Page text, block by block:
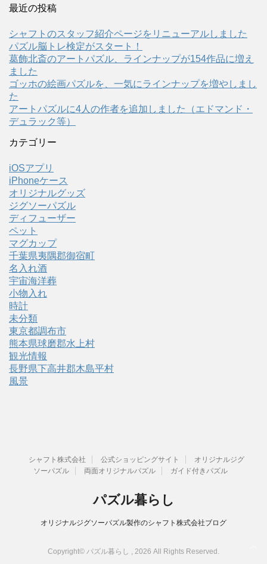
最近の投稿
シャフトのスタッフ紹介ページをリニューアルしました
パズル脳トレ検定がスタート！
葛飾北斎のアートパズル、ラインナップが154作品に増え
ました
ゴッホの絵画パズルを、一気にラインナップを増やしまし
た
アートパズルに4人の作者を追加しました（エドマンド・
デュラック等）
カテゴリー
iOSアプリ
iPhoneケース
オリジナルグッズ
ジグソーパズル
ディフューザー
ペット
マグカップ
千葉県夷隅郡御宿町
名入れ酒
宇宙海洋葬
小物入れ
時計
未分類
東京都調布市
熊本県球磨郡水上村
観光情報
長野県下高井郡木島平村
風景
シャフト株式会社 公式ショッピングサイト
オリジナルジグ
ソーパズル
両面オリジナルパズル ガイド付きパズル
パズル暮らし
オリジナルジグソーパズル製作のシャフト株式会社ブログ
Copyright© パズル暮らし , 2026 All Rights Reserved.